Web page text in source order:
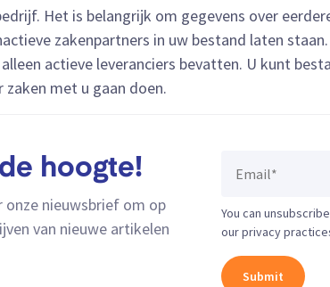
Het is belangrijk om gegevens over
zakenpartners in uw bestand laten
actieve leveranciers bevatten. U kunt
zaken met u gaan doen.
hoogte!
onze nieuwsbrief om op
van nieuwe artikelen
You can
our privacy